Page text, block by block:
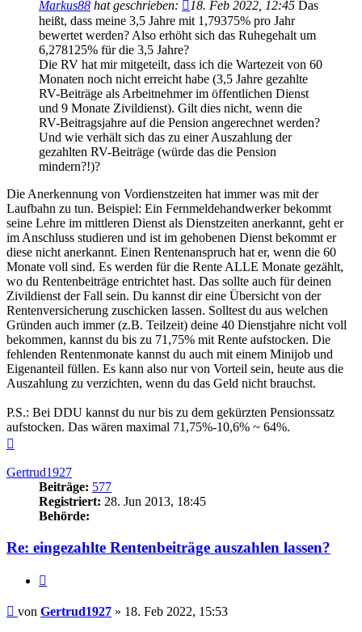
Markus88 hat geschrieben: 18. Feb 2022, 12:45 Das
heißt, dass meine 3,5 Jahre mit 1,79375% pro Jahr
bewertet werden? Also erhöht sich das Ruhegehalt um
6,278125% für die 3,5 Jahre?
Die RV hat mir mitgeteilt, dass ich die Wartezeit von 60
Monaten noch nicht erreicht habe (3,5 Jahre gezahlte
RV-Beiträge als Arbeitnehmer im öffentlichen Dienst
und 9 Monate Zivildienst). Gilt dies nicht, wenn die
RV-Beitragsjahre auf die Pension angerechnet werden?
Und wie verhält sich das zu einer Auszahlung der
gezahlten RV-Beiträge (würde das die Pension
mindern?!)?
Die Anerkennung von Vordienstzeiten hat immer was mit der
Laufbahn zu tun. Beispiel: Ein Fernmeldehandwerker bekommt
seine Lehre im mittleren Dienst als Dienstzeiten anerkannt, geht er
im Anschluss studieren und ist im gehobenen Dienst bekommt er
diese nicht anerkannt. Einen Rentenanspruch hat er, wenn die 60
Monate voll sind. Es werden für die Rente ALLE Monate gezählt,
wo du Rentenbeiträge entrichtet hast. Das sollte auch für deinen
Zivildienst der Fall sein. Du kannst dir eine Übersicht von der
Rentenversicherung zuschicken lassen. Solltest du aus welchen
Gründen auch immer (z.B. Teilzeit) deine 40 Dienstjahre nicht voll
bekommen, kannst du bis zu 71,75% mit Rente aufstocken. Die
fehlenden Rentenmonate kannst du auch mit einem Minijob und
Eigenanteil füllen. Es kann also nur von Vorteil sein, heute aus die
Auszahlung zu verzichten, wenn du das Geld nicht brauchst.
P.S.: Bei DDU kannst du nur bis zu dem gekürzten Pensionssatz
aufstocken. Das wären maximal 71,75%-10,6% ~ 64%.
Gertrud1927
Beiträge: 577
Registriert: 28. Jun 2013, 18:45
Behörde:
Re: eingezahlte Rentenbeiträge auszahlen lassen?
Beitrag
von Gertrud1927 » 18. Feb 2022, 15:53